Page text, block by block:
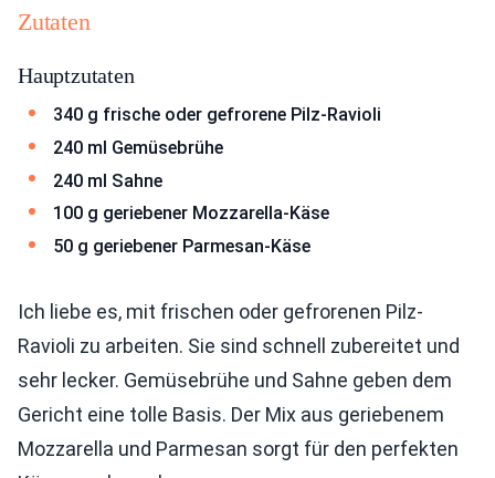
Zutaten
Hauptzutaten
340 g frische oder gefrorene Pilz-Ravioli
240 ml Gemüsebrühe
240 ml Sahne
100 g geriebener Mozzarella-Käse
50 g geriebener Parmesan-Käse
Ich liebe es, mit frischen oder gefrorenen Pilz-
Ravioli zu arbeiten. Sie sind schnell zubereitet und
sehr lecker. Gemüsebrühe und Sahne geben dem
Gericht eine tolle Basis. Der Mix aus geriebenem
Mozzarella und Parmesan sorgt für den perfekten